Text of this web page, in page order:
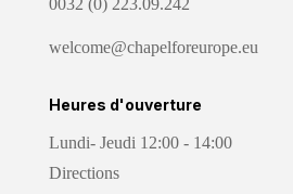
0032 (0) 223.09.242
welcome@chapelforeurope.eu
Heures d'ouverture
Lundi- Jeudi 12:00 - 14:00
Directions